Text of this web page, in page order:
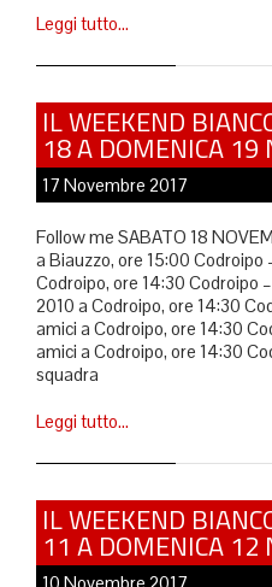
Leggi tutto…
IL WEEKEND
18 A DOMENICA 19
17 Novembre 2017
Follow me SABATO 18
a Biauzzo, ore 15:00 Codroipo
Codroipo, ore 14:30 Codroipo
2010 a Codroipo, ore 14:30
amici a Codroipo, ore 14:30
amici a Codroipo, ore 14:30
squadra
Leggi tutto…
IL WEEKEND
11 A DOMENICA 12